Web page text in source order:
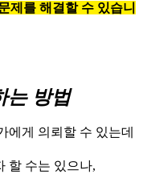
제를 해결할 수 있습니
는 방법
에게 의뢰할 수 있는데
할 수는 있으나,